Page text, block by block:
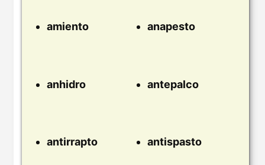
amiento anapesto
anhidro antepalco
antirrapto antispasto